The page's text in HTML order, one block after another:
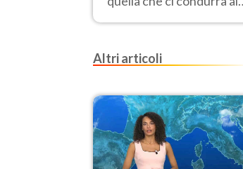
Ferragosto, vede ancora
Altri articoli